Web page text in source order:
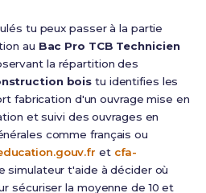
tu peux passer à la partie
au Bac Pro TCB Technicien
la répartition des
bois tu identifies les
fabrication d'un ouvrage mise en
et suivi des ouvrages en
comme français ou
et cfa-
simulateur t'aide à décider où
sécuriser la moyenne de 10 et